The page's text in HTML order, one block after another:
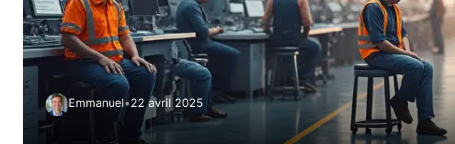
Emmanuel•22 avril 2025